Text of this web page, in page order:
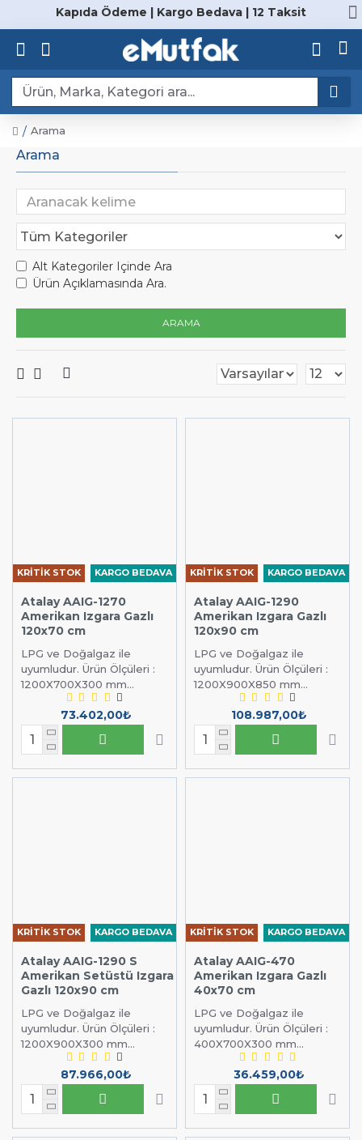
Kapıda Ödeme | Kargo Bedava | 12 Taksit
Arama
Arama
Alt Kategoriler Içinde Ara
Ürün Açıklamasında Ara.
ARAMA
KARGO BEDAVA
KRİTİK STOK
Atalay AAIG-1270
Amerikan Izgara Gazlı
120x70 cm
LPG ve Doğalgaz ile
uyumludur. Ürün Ölçüleri :
1200X700X300 mm...
73.402,00₺
KARGO BEDAVA
KRİTİK STOK
Atalay AAIG-1290
Amerikan Izgara Gazlı
120x90 cm
LPG ve Doğalgaz ile
uyumludur. Ürün Ölçüleri :
1200X900X850 mm...
108.987,00₺
KARGO BEDAVA
KRİTİK STOK
Atalay AAIG-1290 S
Amerikan Setüstü Izgara
Gazlı 120x90 cm
LPG ve Doğalgaz ile
uyumludur. Ürün Ölçüleri :
1200X900X300 mm...
87.966,00₺
KARGO BEDAVA
KRİTİK STOK
Atalay AAIG-470
Amerikan Izgara Gazlı
40x70 cm
LPG ve Doğalgaz ile
uyumludur. Ürün Ölçüleri :
400X700X300 mm...
36.459,00₺